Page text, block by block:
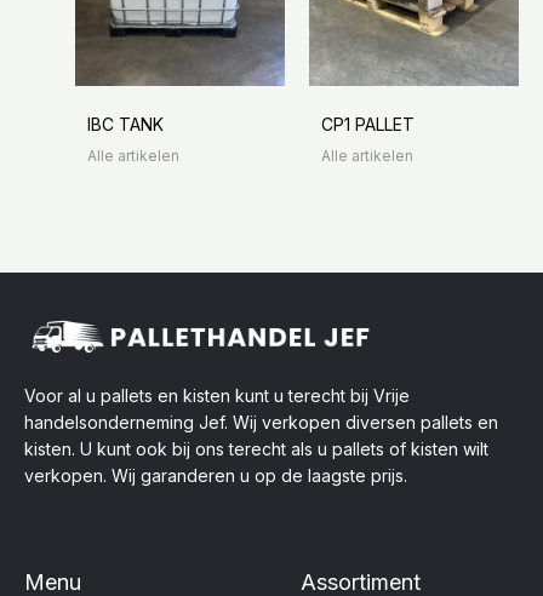
IBC TANK
Alle artikelen
CP1 PALLET
Alle artikelen
Voor al u pallets en kisten kunt u terecht bij Vrije
handelsonderneming Jef. Wij verkopen diversen pallets en
kisten. U kunt ook bij ons terecht als u pallets of kisten wilt
verkopen. Wij garanderen u op de laagste prijs.
Menu Assortiment